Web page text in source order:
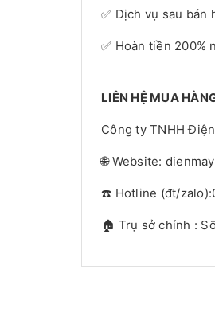
✅ Dịch vụ sau bán
✅ Hoàn tiền 200%
LIÊN HỆ MUA
Công ty TNHH
🌐 Website:
☎️ Hotline (đt/
🏠 Trụ sở chính :